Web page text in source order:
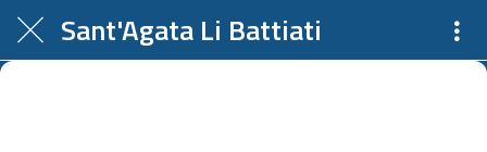
Sant'Agata Li Battiati